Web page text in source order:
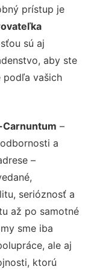
prístup je
sú aj
aby ste
podľa vašich
–
a
–
serióznosť a
až po samotné
sme iba
ale aj
ktorú